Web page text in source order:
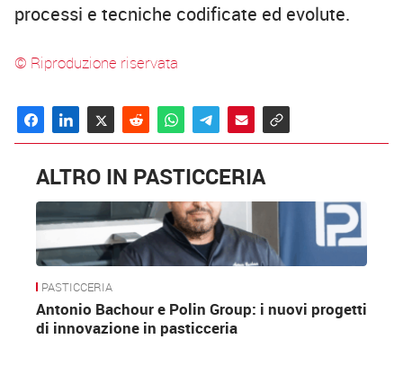
processi e tecniche codificate ed evolute.
© Riproduzione riservata
ALTRO IN PASTICCERIA
PASTICCERIA
Antonio Bachour e Polin Group: i nuovi progetti
di innovazione in pasticceria